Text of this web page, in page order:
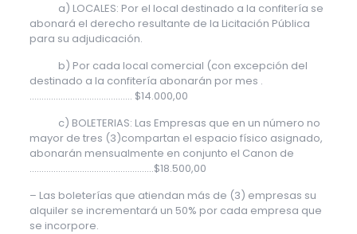
a) LOCALES: Por el local destinado a la confitería se
abonará el derecho resultante de la Licitación Pública
para su adjudicación.
b) Por cada local comercial (con excepción del
destinado a la confitería abonarán por mes .
……………………………………. $14.000,00
c) BOLETERIAS: Las Empresas que en un número no
mayor de tres (3)compartan el espacio físico asignado,
abonarán mensualmente en conjunto el Canon de
…………………………………………….$18.500,00
– Las boleterías que atiendan más de (3) empresas su
alquiler se incrementará un 50% por cada empresa que
se incorpore.